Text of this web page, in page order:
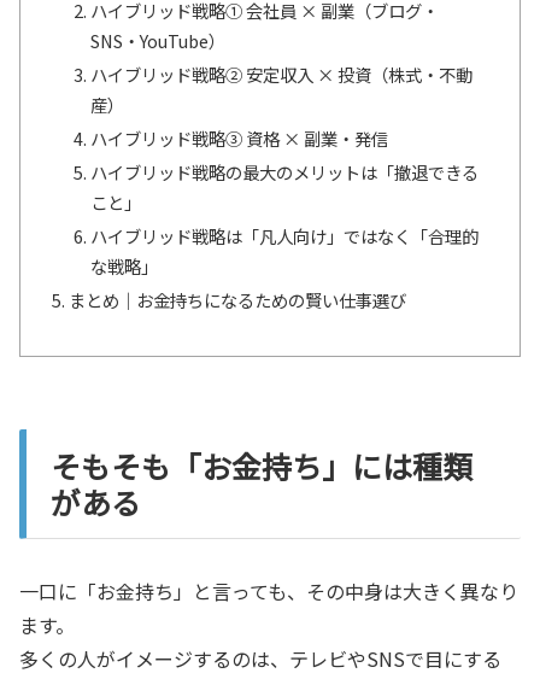
ハイブリッド戦略① 会社員 × 副業（ブログ・
SNS・YouTube）
ハイブリッド戦略② 安定収入 × 投資（株式・不動
産）
ハイブリッド戦略③ 資格 × 副業・発信
ハイブリッド戦略の最大のメリットは「撤退できる
こと」
ハイブリッド戦略は「凡人向け」ではなく「合理的
な戦略」
まとめ｜お金持ちになるための賢い仕事選び
そもそも「お金持ち」には種類
がある
一口に「お金持ち」と言っても、その中身は大きく異なり
ます。
多くの人がイメージするのは、テレビやSNSで目にする